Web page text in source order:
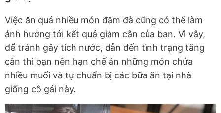
Việc ăn quá nhiều món đậm đà cũng có thể làm
ảnh hưởng tới kết quả giảm cân của bạn. Vì vậy,
để tránh gây tích nước, dẫn đến tình trạng tăng
cân thì bạn nên hạn chế ăn những món chứa
nhiều muối và tự chuẩn bị các bữa ăn tại nhà
giống cô gái này.